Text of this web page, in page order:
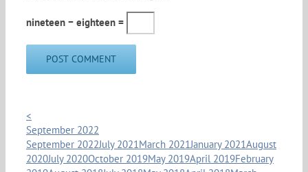
nineteen − eighteen =
<
September 2022
September 2022July 2021 March 2021 January 2021August
2020July 2020October 2019May 2019April 2019February